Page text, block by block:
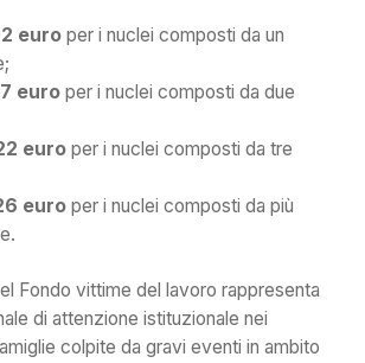
europer i nuclei composti da un
europer i nuclei composti da due
europer i nuclei composti da tre
europer i nuclei composti da più
Fondo vittime del lavoro rappresenta
di attenzione istituzionale nei
colpite da gravi eventi in ambito